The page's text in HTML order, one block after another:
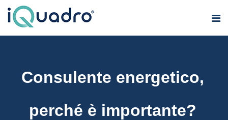
Consulente energetico,
perché è importante?